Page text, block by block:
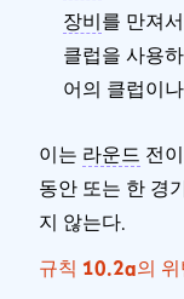
장비를 만져
클럽을 사용
어의 클럽이
이는 라운드 전
동안 또는 한 경
지 않는다.
규칙 10.2a의